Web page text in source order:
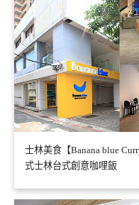
士林美食【Banana blue
式士林台式創意咖哩飯